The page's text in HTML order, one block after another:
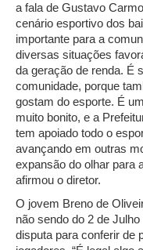
a fala de Gustavo
cenário esportivo dos
importante para a
diversas situações
da geração de renda. É
comunidade, porque
gostam do esporte. É
muito bonito, e a
tem apoiado todo o
avançando em outras
expansão do olhar para
afirmou o diretor.
O jovem Breno de
não sendo do 2 de
disputa para conferir de